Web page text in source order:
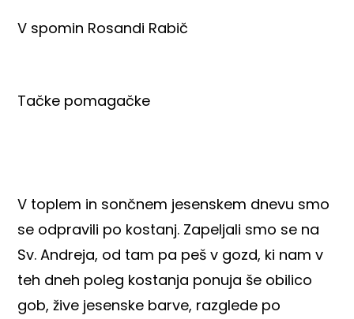
V spomin Rosandi Rabič
Tačke pomagačke
V toplem in sončnem jesenskem dnevu smo
se odpravili po kostanj. Zapeljali smo se na
Sv. Andreja, od tam pa peš v gozd, ki nam v
teh dneh poleg kostanja ponuja še obilico
gob, žive jesenske barve, razglede po